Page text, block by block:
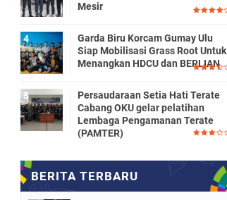
Mesir
Garda Biru Korcam Gumay Ulu
Siap Mobilisasi Grass Root Untuk
Menangkan HDCU dan BERLIAN
Persaudaraan Setia Hati Terate
Cabang OKU gelar pelatihan
Lembaga Pengamanan Terate
(PAMTER)